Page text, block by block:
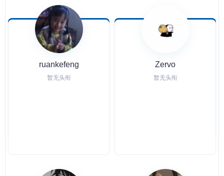
ruankefeng
暂无头衔
Zervo
暂无头衔